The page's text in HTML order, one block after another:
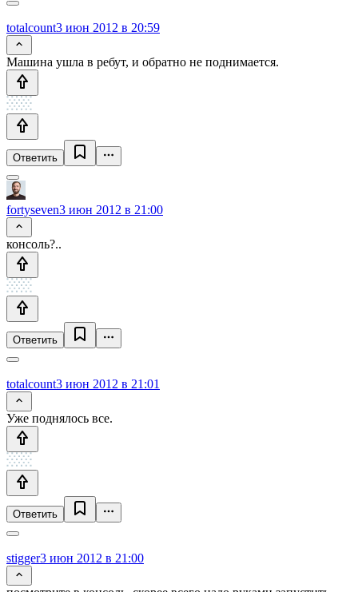
totalcount3 июн 2012 в 20:59
Машина ушла в ребут, и обратно не поднимается.
Ответить
fortyseven3 июн 2012 в 21:00
консоль?..
Ответить
totalcount3 июн 2012 в 21:01
Уже поднялось все.
Ответить
stigger3 июн 2012 в 21:00